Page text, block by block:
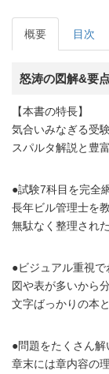
概要 目次
怒涛の図解&要
【本書の特長】
気合いみなぎる受
スパルタ解説と豊
●試験7科目を完全
長年ビル管理士を
無駄なく整理され
●ビジュアル重視で
図や表が多いから
文字ばっかりの本
●問題をたくさん解
章末には章内容の